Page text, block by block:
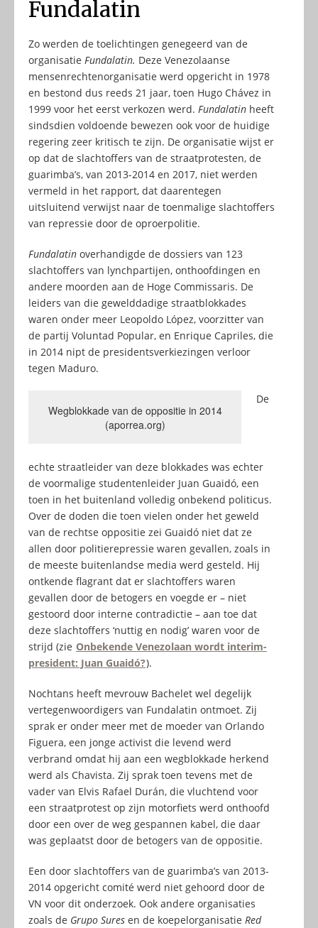
Fundalatin
Zo werden de toelichtingen genegeerd van de
organisatie Fundalatin. Deze Venezolaanse
mensenrechtenorganisatie werd opgericht in 1978
en bestond dus reeds 21 jaar, toen Hugo Chávez in
1999 voor het eerst verkozen werd. Fundalatin heeft
sindsdien voldoende bewezen ook voor de huidige
regering zeer kritisch te zijn. De organisatie wijst er
op dat de slachtoffers van de straatprotesten, de
guarimba’s, van 2013-2014 en 2017, niet werden
vermeld in het rapport, dat daarentegen
uitsluitend verwijst naar de toenmalige slachtoffers
van repressie door de oproerpolitie.
Fundalatin overhandigde de dossiers van 123
slachtoffers van lynchpartijen, onthoofdingen en
andere moorden aan de Hoge Commissaris. De
leiders van die gewelddadige straatblokkades
waren onder meer Leopoldo López, voorzitter van
de partij Voluntad Popular, en Enrique Capriles, die
in 2014 nipt de presidentsverkiezingen verloor
tegen Maduro.
Wegblokkade van de oppositie in 2014
(aporrea.org)
De
echte straatleider van deze blokkades was echter
de voormalige studentenleider Juan Guaidó, een
toen in het buitenland volledig onbekend politicus.
Over de doden die toen vielen onder het geweld
van de rechtse oppositie zei Guaidó niet dat ze
allen door politierepressie waren gevallen, zoals in
de meeste buitenlandse media werd gesteld. Hij
ontkende flagrant dat er slachtoffers waren
gevallen door de betogers en voegde er – niet
gestoord door interne contradictie – aan toe dat
deze slachtoffers ‘nuttig en nodig’ waren voor de
strijd (zie Onbekende Venezolaan wordt interim-
president: Juan Guaidó?).
Nochtans heeft mevrouw Bachelet wel degelijk
vertegenwoordigers van Fundalatin ontmoet. Zij
sprak er onder meer met de moeder van Orlando
Figuera, een jonge activist die levend werd
verbrand omdat hij aan een wegblokkade herkend
werd als Chavista. Zij sprak toen tevens met de
vader van Elvis Rafael Durán, die vluchtend voor
een straatprotest op zijn motorfiets werd onthoofd
door een over de weg gespannen kabel, die daar
was geplaatst door de betogers van de oppositie.
Een door slachtoffers van de guarimba’s van 2013-
2014 opgericht comité werd niet gehoord door de
VN voor dit onderzoek. Ook andere organisaties
zoals de Grupo Sures en de koepelorganisatie Red